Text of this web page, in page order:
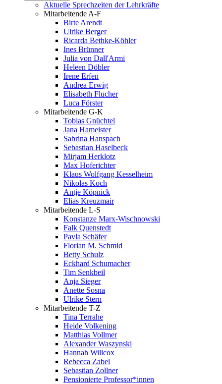
Aktuelle Sprechzeiten der Lehrkräfte
Mitarbeitende A-F
Birte Arendt
Ulrike Berger
Ricarda Bethke-Köhler
Ines Brünner
Julia von Dall'Armi
Heleen Döbler
Irene Erfen
Andrea Erwig
Elisabeth Flucher
Luca Förster
Mitarbeitende G-K
Tobias Gnüchtel
Jana Hameister
Sabrina Hanspach
Sebastian Haselbeck
Mirjam Herklotz
Max Hoferichter
Klaus Wolfgang Kesselheim
Nikolas Koch
Antje Köpnick
Elias Kreuzmair
Mitarbeitende L-S
Konstanze Marx-Wischnowski
Falk Quenstedt
Pavla Schäfer
Florian M. Schmid
Betty Schulz
Eckhard Schumacher
Tim Senkbeil
Anja Sieger
Anette Sosna
Ulrike Stern
Mitarbeitende T-Z
Tina Terrahe
Heide Volkening
Matthias Vollmer
Alexander Waszynski
Hannah Willcox
Rebecca Zabel
Sebastian Zollner
Pensionierte Professor*innen